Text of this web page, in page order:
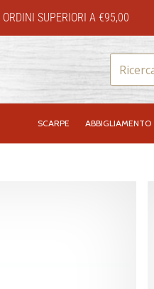
ORDINI SUPERIORI A €95,00
SCARPE ABBIGLIAMENTO